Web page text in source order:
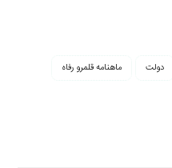
دولت ماهنامه قلمرو رفاه